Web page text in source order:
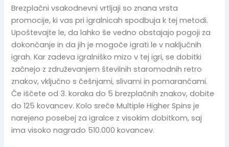
Brezplačni vsakodnevni vrtljaji so znana vrsta
promocije, ki vas pri igralnicah spodbuja k tej metodi.
Upoštevajte le, da lahko še vedno obstajajo pogoji za
dokončanje in da jih je mogoče igrati le v naključnih
igrah. Kar zadeva igralniško mizo v tej igri, se dobitki
začnejo z združevanjem številnih staromodnih retro
znakov, vključno s češnjami, slivami in pomarančami.
Če iščete od 3. koraka do 5 brezplačnih znakov, dobite
do 125 kovancev. Kolo sreče Multiple Higher Spins je
narejeno posebej za igralce z visokim dobitkom, saj
ima visoko nagrado 510.000 kovancev.